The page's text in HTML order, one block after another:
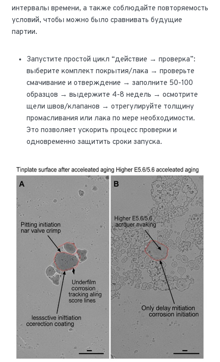
интервалы времени, а также соблюдайте повторяемость
условий, чтобы можно было сравнивать будущие
партии.
Запустите простой цикл “действие → проверка”:
выберите комплект покрытия/лака → проверьте
смачивание и отверждение → заполните 50-100
образцов → выдержите 4-8 недель → осмотрите
щели швов/клапанов → отрегулируйте толщину
промасливания или лака по мере необходимости.
Это позволяет ускорить процесс проверки и
одновременно защитить сроки запуска.